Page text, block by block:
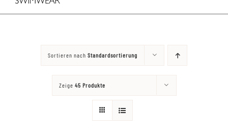
Sortieren nach Standardsortierung
Zeige 45 Produkte